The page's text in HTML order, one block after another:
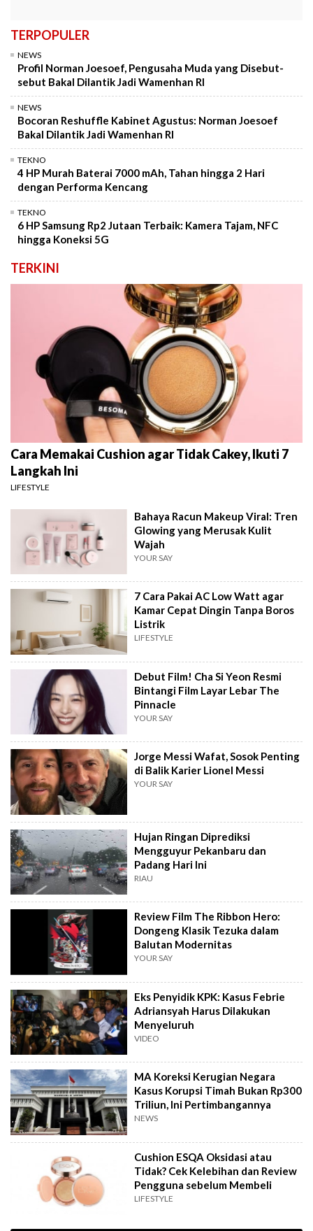
TERPOPULER
NEWS
Profil Norman Joesoef, Pengusaha Muda yang Disebut-
sebut Bakal Dilantik Jadi Wamenhan RI
NEWS
Bocoran Reshuffle Kabinet Agustus: Norman Joesoef
Bakal Dilantik Jadi Wamenhan RI
TEKNO
4 HP Murah Baterai 7000 mAh, Tahan hingga 2 Hari
dengan Performa Kencang
TEKNO
6 HP Samsung Rp2 Jutaan Terbaik: Kamera Tajam, NFC
hingga Koneksi 5G
TERKINI
Cara Memakai Cushion agar Tidak Cakey, Ikuti 7
Langkah Ini
LIFESTYLE
Bahaya Racun Makeup Viral: Tren
Glowing yang Merusak Kulit
Wajah
YOUR SAY
7 Cara Pakai AC Low Watt agar
Kamar Cepat Dingin Tanpa Boros
Listrik
LIFESTYLE
Debut Film! Cha Si Yeon Resmi
Bintangi Film Layar Lebar The
Pinnacle
YOUR SAY
Jorge Messi Wafat, Sosok Penting
di Balik Karier Lionel Messi
YOUR SAY
Hujan Ringan Diprediksi
Mengguyur Pekanbaru dan
Padang Hari Ini
RIAU
Review Film The Ribbon Hero:
Dongeng Klasik Tezuka dalam
Balutan Modernitas
YOUR SAY
Eks Penyidik KPK: Kasus Febrie
Adriansyah Harus Dilakukan
Menyeluruh
VIDEO
MA Koreksi Kerugian Negara
Kasus Korupsi Timah Bukan Rp300
Triliun, Ini Pertimbangannya
NEWS
Cushion ESQA Oksidasi atau
Tidak? Cek Kelebihan dan Review
Pengguna sebelum Membeli
LIFESTYLE